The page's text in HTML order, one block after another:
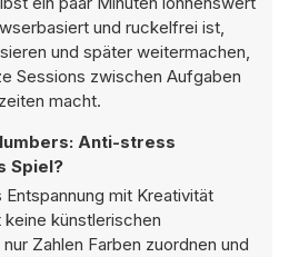
und ruckelfrei ist,
und später weitermachen,
Sessions zwischen Aufgaben
macht.
Anti-stress
Spiel?
mit Kreativität
künstlerischen
Zahlen Farben zuordnen und